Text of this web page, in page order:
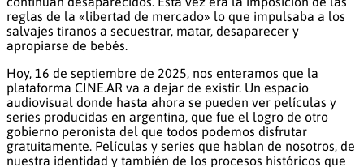
reglas de la «libertad de mercado» lo que impulsaba a los
salvajes tiranos a secuestrar, matar, desaparecer y
apropiarse de bebés.
Hoy, 16 de septiembre de 2025, nos enteramos que la
plataforma CINE.AR va a dejar de existir. Un espacio
audiovisual donde hasta ahora se pueden ver películas y
series producidas en argentina, que fue el logro de otro
gobierno peronista del que todos podemos disfrutar
gratuitamente. Películas y series que hablan de nosotros, de
nuestra identidad y también de los procesos históricos que